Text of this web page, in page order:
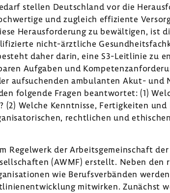
stellen Deutsch­land vor die
und zugleich effi­zi­ente
Heraus­for­de­rung zu bewäl­tigen, ist
nicht-​ärztliche
daher darin, eine S3-​Leitlinie zu
Aufgaben und
aufsu­chenden ambu­lanten Akut-
folgende Fragen beant­wortet: (1)
(2) Welche Kennt­nisse, Fertig­keiten
recht­li­chen und
Regel­werk der Arbeits­ge­mein­schaft
(AWMF) erstellt. Neben den
wie Berufs­ver­bänden
mitwirken. Zunächst